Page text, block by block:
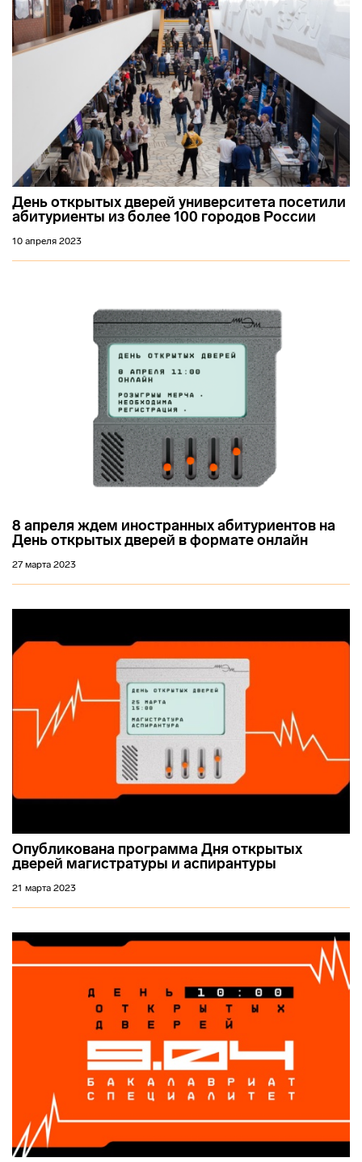
День открытых дверей университета посетили
абитуриенты из более 100 городов России
10 апреля 2023
8 апреля ждем иностранных абитуриентов на
День открытых дверей в формате онлайн
27 марта 2023
Опубликована программа Дня открытых
дверей магистратуры и аспирантуры
21 марта 2023